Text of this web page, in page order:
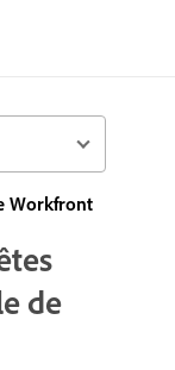
Workfront
de